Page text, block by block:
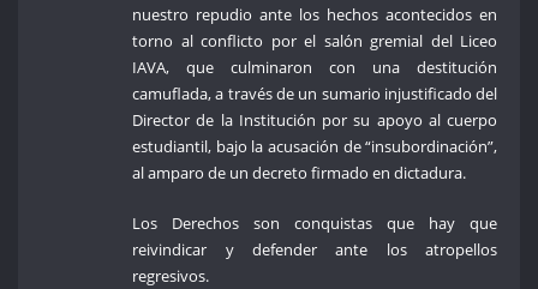
nuestro repudio ante los hechos acontecidos en
torno al conflicto por el salón gremial del Liceo
IAVA, que culminaron con una destitución
camuflada, a través de un sumario injustificado del
Director de la Institución por su apoyo al cuerpo
estudiantil, bajo la acusación de “insubordinación”,
al amparo de un decreto firmado en dictadura.
Los Derechos son conquistas que hay que
reivindicar y defender ante los atropellos
regresivos.